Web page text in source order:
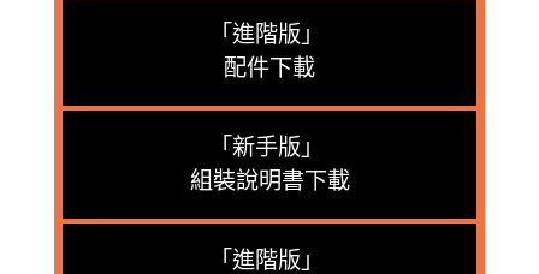
「進階版」
配件下載
「新手版」
組裝說明書下載
「進階版」